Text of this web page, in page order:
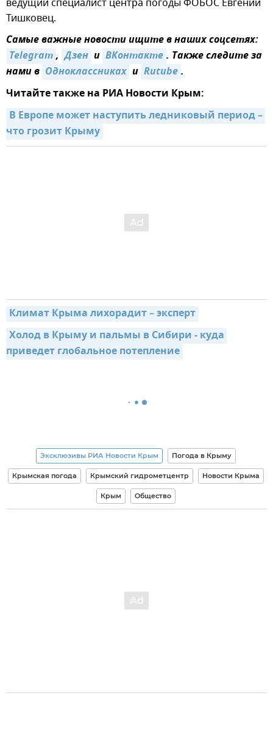
Тишковец.
Самые важные новости ищите в наших соцсетях:
Telegram, Дзен и ВКонтакте. Также следите за
нами в Одноклассниках и Rutube.
Читайте также на РИА Новости Крым:
В Европе может наступить ледниковый период –
что грозит Крыму
Климат Крыма лихорадит – эксперт
Холод в Крыму и пальмы в Сибири - куда
приведет глобальное потепление
Эксклюзивы РИА Новости Крым Погода в Крыму
Крымская погода Крымский гидрометцентр Новости Крыма
Крым Общество